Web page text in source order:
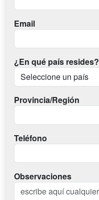
Email
¿En qué país resides?
Provincia/Región
Teléfono
Observaciones